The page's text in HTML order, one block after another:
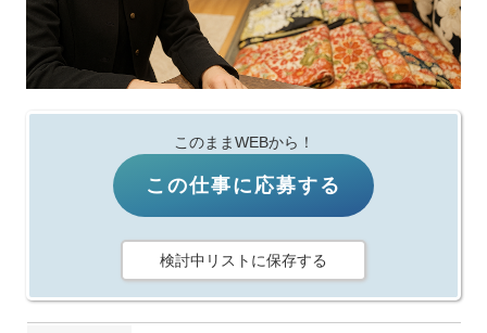
このままWEBから！
この仕事に応募する
検討中リストに保存する